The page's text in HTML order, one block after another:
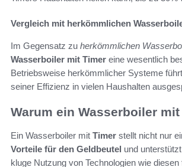
Vergleich mit herkömmlichen
Im Gegensatz zu herkömmlichen
Wasserboiler mit Timer eine wesentlich
Betriebsweise herkömmlicher Systeme
seiner Effizienz in vielen Haushalten
Warum ein Wasserboiler
Ein Wasserboiler mit Timer stellt nicht nur
Vorteile für den Geldbeutel und
kluge Nutzung von Technologien wie